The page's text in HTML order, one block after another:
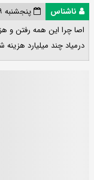
ناشناس
پنجشنبه ۹ مرداد ۱۴۰۴ ۲۱:۳۰:۲۶
اصا چرا این همه رفتن و
درمیاد چند میلیارد هزینه